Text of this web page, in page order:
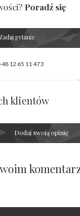
Poradź się
Zadaj pytanie
12 65 11 473
klientów
Dodaj swoją opinię